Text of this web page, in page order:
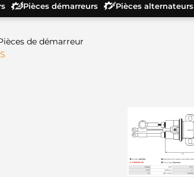
Pièces démarreurs Pièces alternateurs
de démarreur